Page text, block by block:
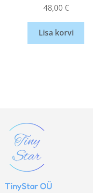
48,00€
Lisa korvi
TinyStar OÜ